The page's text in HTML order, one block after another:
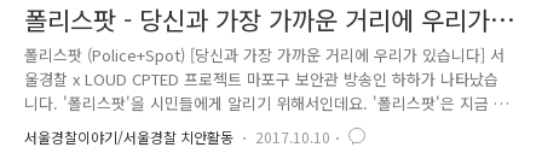
폴리스팟 - 당신과 가장 가까운 거리에 우리가
있습니다
폴리스팟 (Police+Spot) [당신과 가장 가까운 거리에 우리가 있습니다] 서
울경찰 x LOUD CPTED 프로젝트 마포구 보안관 방송인 하하가 나타났습
니다. '폴리스팟'을 시민들에게 알리기 위해서인데요. '폴리스팟'은 지금 현
재 나로부터 가장 가까운 곳에 있는 경찰관서의 위치를 알려주는 위치 알
림 아이콘으로, 서울경찰이 광운대 미디어영상학부 이종혁 교수가 주축이
서울경찰이야기/서울경찰 치안활동 2017.10.10